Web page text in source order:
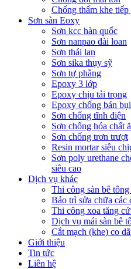
Chống thấm khe
Sơn sàn Eoxy
Sơn kcc hàn quốc
Sơn nanpao đài loan
Sơn thái lan
Sơn sika thụy sỹ
Sơn tự phẳng
Epoxy 3 lớp
Epoxy chịu tải trọng
Epoxy chống bán bụi
Sơn chống tĩnh điện
Sơn chống hóa chất
Sơn chống trơn trượt
Resin mortar siêu
Sơn poly urethane
siêu cao
Dịch vụ khác
Thi công sàn bê
Bảo trì sửa chữa các
Thi công xoa tăng
Dịch vụ mái sàn bê
Cắt mạch (khe) co
Giới thiệu
Tin tức
Liên hệ